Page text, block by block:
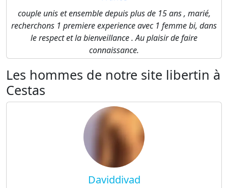
couple unis et ensemble depuis plus de 15 ans , marié,
recherchons 1 premiere experience avec 1 femme bi, dans
le respect et la bienveillance . Au plaisir de faire
connaissance.
Les hommes de notre site libertin à
Cestas
Daviddivad